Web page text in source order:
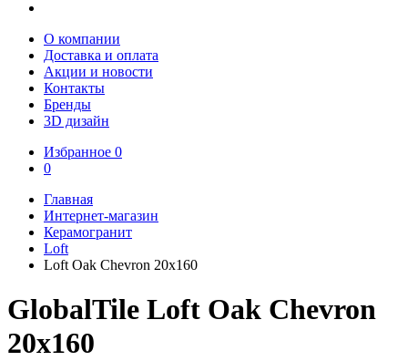
О компании
Доставка и оплата
Акции и новости
Контакты
Бренды
3D дизайн
Избранное 0
0
Главная
Интернет-магазин
Керамогранит
Loft
Loft Oak Chevron 20х160
GlobalTile Loft Oak Chevron
20х160